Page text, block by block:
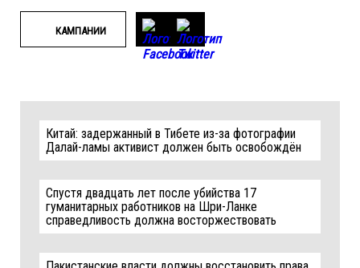
КАМПАНИИ
Китай: задержанный в Тибете из-за фотографии
Далай-ламы активист должен быть освобождён
Спустя двадцать лет после убийства 17
гуманитарных работников на Шри-Ланке
справедливость должна восторжествовать